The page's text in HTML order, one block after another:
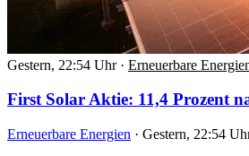
Gestern, 22:54 Uhr · Erneuerbare
First Solar Aktie: 11,4 Prozent
Erneuerbare Energien · Gestern, 22:54